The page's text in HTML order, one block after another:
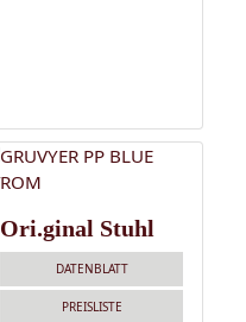
Ori.ginal Stuhl
DATENBLATT
PREISLISTE